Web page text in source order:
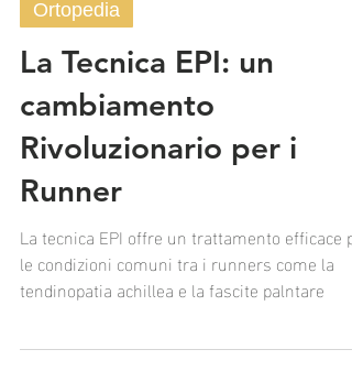
Tempo di lettura: 3 min
Ortopedia
La Tecnica EPI: un
cambiamento
Rivoluzionario per i
Runner
La tecnica EPI offre un trattamento efficace
le condizioni comuni tra i runners come la